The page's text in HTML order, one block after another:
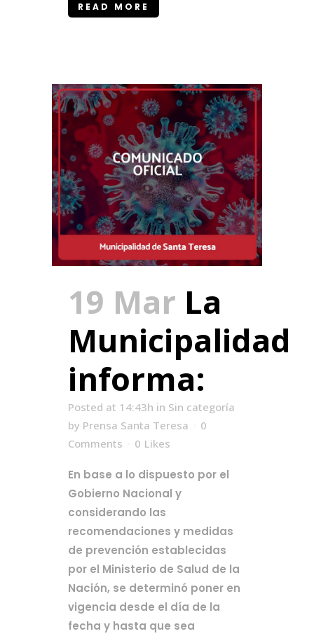
READ MORE
19 Mar La
Municipalidad
informa:
Posted at 14:43h in Sin categoría
by Prensa Santa Teresa
0
Comments
0 Likes
En base a lo dispuesto por el
Gobierno Nacional y
considerando las
recomendaciones y medidas
de prevención establecidas
por el Ministerio de Salud de la
Nación, se determinó poner en
vigencia desde el día de la
fecha y hasta que sea